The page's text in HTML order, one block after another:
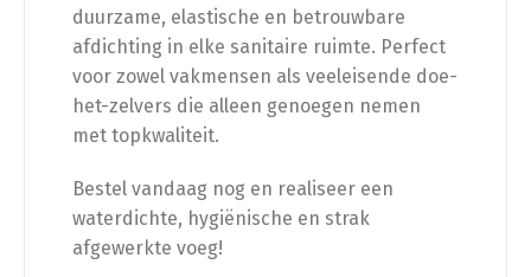
duurzame, elastische en betrouwbare
afdichting in elke sanitaire ruimte. Perfect
voor zowel vakmensen als veeleisende doe-
het-zelvers die alleen genoegen nemen
met topkwaliteit.
Bestel vandaag nog en realiseer een
waterdichte, hygiënische en strak
afgewerkte voeg!